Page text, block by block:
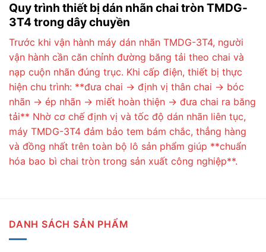
Quy trình thiết bị dán nhãn chai tròn TMDG-
3T4 trong dây chuyền
Trước khi vận hành máy dán nhãn TMDG-3T4, người
vận hành cần căn chỉnh đường băng tải theo chai và
nạp cuộn nhãn đúng trục. Khi cấp điện, thiết bị thực
hiện chu trình: **đưa chai → định vị thân chai → bóc
nhãn → ép nhãn → miết hoàn thiện → đưa chai ra băng
tải** Nhờ cơ chế định vị và tốc độ dán nhãn liên tục,
máy TMDG-3T4 đảm bảo tem bám chắc, thẳng hàng
và đồng nhất trên toàn bộ lô sản phẩm giúp **chuẩn
hóa bao bì chai tròn trong sản xuất công nghiệp**.
DANH SÁCH SẢN PHẨM